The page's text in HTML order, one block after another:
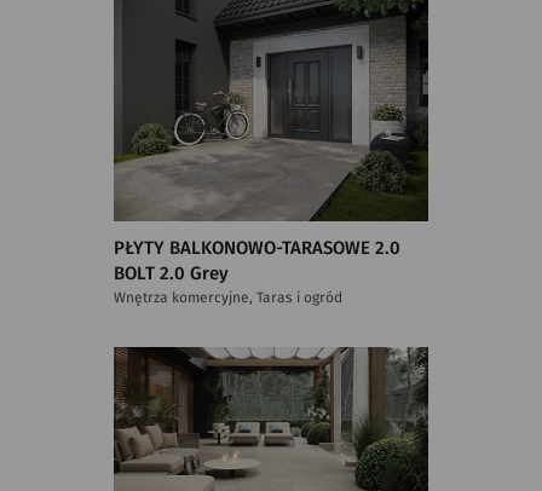
PŁYTY BALKONOWO-TARASOWE 2.0
BOLT 2.0 Grey
Wnętrza komercyjne, Taras i ogród